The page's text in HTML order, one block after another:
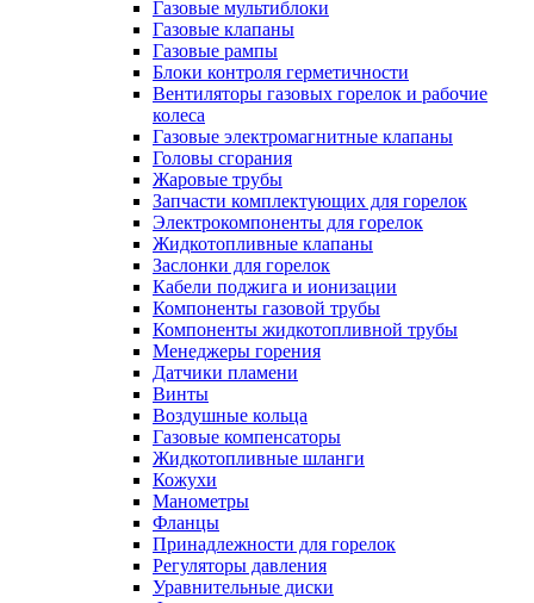
Газовые мультиблоки
Газовые клапаны
Газовые рампы
Блоки контроля герметичности
Вентиляторы газовых горелок и рабочие
колеса
Газовые электромагнитные клапаны
Головы сгорания
Жаровые трубы
Запчасти комплектующих для горелок
Электрокомпоненты для горелок
Жидкотопливные клапаны
Заслонки для горелок
Кабели поджига и ионизации
Компоненты газовой трубы
Компоненты жидкотопливной трубы
Менеджеры горения
Датчики пламени
Винты
Воздушные кольца
Газовые компенсаторы
Жидкотопливные шланги
Кожухи
Манометры
Фланцы
Принадлежности для горелок
Регуляторы давления
Уравнительные диски